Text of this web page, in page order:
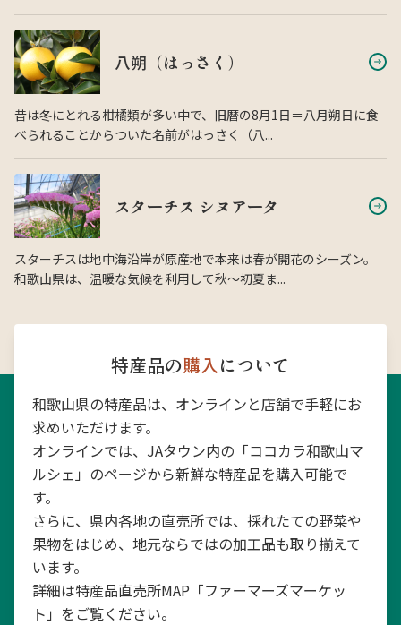
八朔（はっさく）
昔は冬にとれる柑橘類が多い中で、旧暦の8月1日＝八月朔日に食
べられることからついた名前がはっさく（八...
スターチス シヌアータ
スターチスは地中海沿岸が原産地で本来は春が開花のシーズン。
和歌山県は、温暖な気候を利用して秋〜初夏ま...
特産品の購入について
和歌山県の特産品は、オンラインと店舗で手軽にお
求めいただけます。
オンラインでは、JAタウン内の「ココカラ和歌山マ
ルシェ」のページから新鮮な特産品を購入可能で
す。
さらに、県内各地の直売所では、採れたての野菜や
果物をはじめ、地元ならではの加工品も取り揃えて
います。
詳細は特産品直売所MAP「ファーマーズマーケッ
ト」をご覧ください。